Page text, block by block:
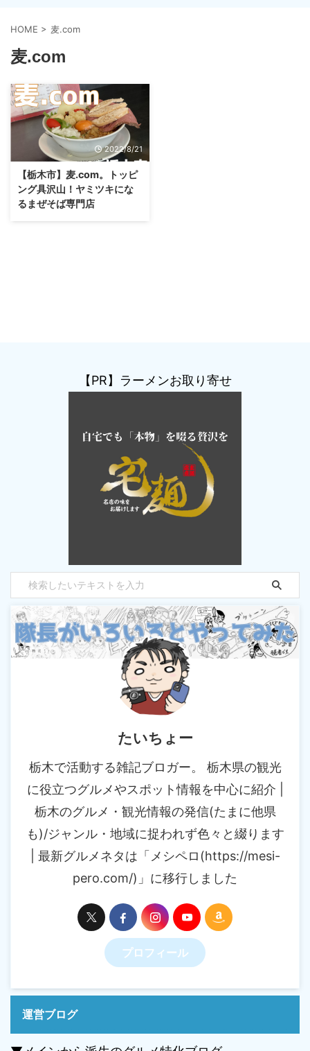
HOME > 麦.com
麦.com
2022/8/21
【栃木市】麦.com。トッピ
ング具沢山！ヤミツキにな
るまぜそば専門店
【PR】ラーメンお取り寄せ
たいちょー
栃木で活動する雑記ブロガー。 栃木県の観光
に役立つグルメやスポット情報を中心に紹介 |
栃木のグルメ・観光情報の発信(たまに他県
も)/ジャンル・地域に捉われず色々と綴ります
| 最新グルメネタは「メシペロ(https://mesi-
pero.com/)」に移行しました
プロフィール
運営ブログ